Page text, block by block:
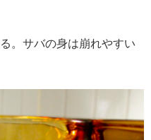
。サバの身は崩れやすい